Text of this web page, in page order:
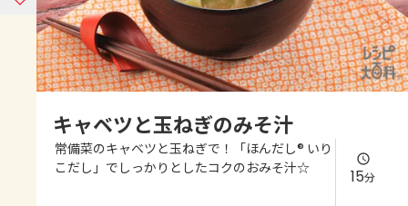
コンテンツ
レシピ
よくあるお問い合わせ
キャベツと玉ねぎのみそ汁
常備菜のキャベツと玉ねぎで！「ほんだし® いり
こだし」でしっかりとしたコクのおみそ汁☆
15分